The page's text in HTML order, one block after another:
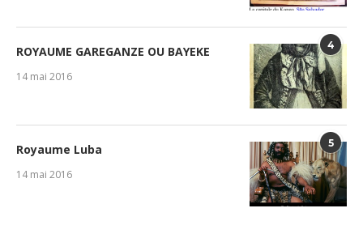
4
ROYAUME GAREGANZE OU BAYEKE
14 mai 2016
5
Royaume Luba
14 mai 2016